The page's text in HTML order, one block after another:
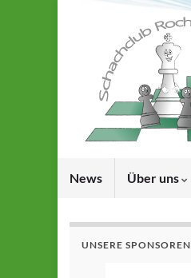
News Über uns
UNSERE SPONSOREN